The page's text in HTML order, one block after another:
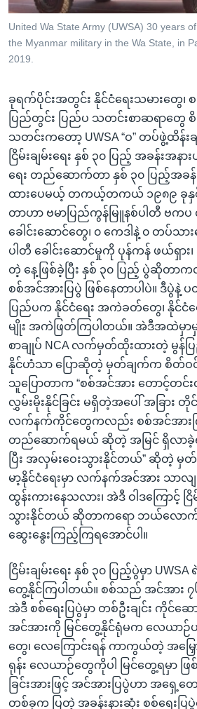
သို့
ကျော်
ကြည့်
ရန်
နေရာ
သို့
ကျော်
ရန်
ဗွီအိုအေ လူမှုကွန်ယက်များ
United Wa State Army (UWSA) 30 years
the Myanmar military in the Wa State, in
2019.
ခုရက်ပိုင်းအတွင်း နိုင်ငံရေးသမားတွေ၊
ပြည်တွင်း ပြည်ပ သတင်းစာဆရာတွေ
သတင်းကတော့ UWSA “ဝ” တပ်ဖွဲ့ထိန်း
ငြိမ်းချမ်းရေး နှစ် ၃၀ ပြည့် အခန်းအနား
ရေး တည်ဆောက်တာ နှစ် ၃၀ ပြည့်အခ
ထားပေမယ့် တကယ့်တကယ် ၁၉၈၉ ခုနှ
တာဟာ ဗမာပြည်ကွန်မြူနစ်ပါတီ ဗက
ခေါင်းဆောင်တွေ၊ ၀ ကေဒါနဲ့ ၀ တပ်သ
ပါတီ ခေါင်းဆောင်မှုကို ပုန်ကန် ဖယ်ရှ
တဲ့ နေ့ဖြစ်ခဲ့ပြီး နှစ် ၃၀ ပြည့် ပွဲဆိုတာ
စစ်အင်အားပြပွဲ ဖြစ်နေတာပါပဲ။ ဒီပွဲနဲ့
ပြည်ပက နိုင်ငံရေး အကဲခတ်တွေ၊ နိုင်ငံ
မျိုး အကဲဖြတ်ကြပါတယ်။ အဲဒီအထဲမှာ
စာချုပ် NCA လက်မှတ်ထိုးထားတဲ့ မွန်ပ
နိုင်ဟံသာ ပြောဆိုတဲ့ မှတ်ချက်က စိတ်ဝင်
သူပြောတာက “စစ်အင်အား တောင့်တ
လွှမ်းမိုးနိုင်ခြင်း မရှိတဲ့အပေါ် အခြား တိုင်
လက်နက်ကိုင်တွေကလည်း စစ်အင်အားကြီ
တည်ဆောက်ရမယ် ဆိုတဲ့ အမြင် ရှိလာခဲ့ရင်
ပြီး အလှမ်းဝေးသွားနိုင်တယ်” ဆိုတဲ့ မှတ်
မာ့နိုင်ငံရေးမှာ လက်နက်အင်အား သာ
ထွန်းကားနေသလား၊ အဲဒီ ဝါဒကြောင့် ငြိ
သွားနိုင်တယ် ဆိုတာကရော ဘယ်လေ
ဆွေးနွေးကြည့်ကြရအောင်ပါ။
ငြိမ်းချမ်းရေး နှစ် ၃၀ ပြည့်ပွဲမှာ
တွေ့နိုင်ကြပါတယ်။ စစ်သည် အင်အား ၇၆
အဲဒီ စစ်ရေးပြပွဲမှာ တစ်ဦးချင်း ကို
အင်အားကို မြင်တွေ့နိုင်ရုံမက လေယာဉ်
တွေ၊ လေကြောင်းရန် ကာကွယ်တဲ့ အမြှေ
ရုန်း လေယာဉ်တွေကိုပါ မြင်တွေ့ရမှာ ဖ
ခြင်းအားဖြင့် အင်အားပြပွဲဟာ အရှေ့
တစ်ခုက ပြတဲ့ အခန်းနားဆုံး စစ်ရေး